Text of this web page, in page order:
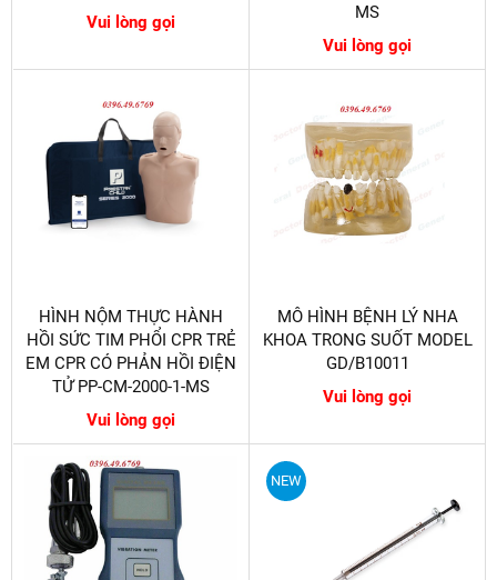
Vui lòng gọi
MS
Vui lòng gọi
HÌNH NỘM THỰC HÀNH
HỒI SỨC TIM PHỔI CPR TRẺ
EM CPR CÓ PHẢN HỒI ĐIỆN
TỬ PP-CM-2000-1-MS
Vui lòng gọi
MÔ HÌNH BỆNH LÝ NHA
KHOA TRONG SUỐT MODEL
GD/B10011
Vui lòng gọi
NEW